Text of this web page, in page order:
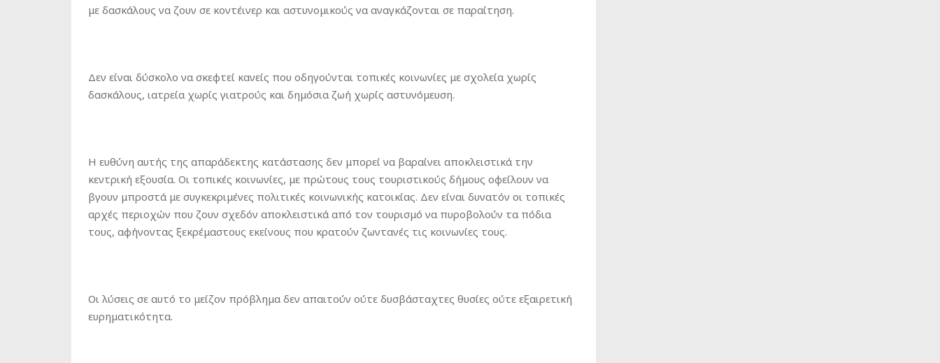
με δασκάλους να ζουν σε κοντέινερ και αστυνομικούς να αναγκάζονται σε παραίτηση.
Δεν είναι δύσκολο να σκεφτεί κανείς που οδηγούνται τοπικές κοινωνίες με σχολεία χωρίς
δασκάλους, ιατρεία χωρίς γιατρούς και δημόσια ζωή χωρίς αστυνόμευση.
Η ευθύνη αυτής της απαράδεκτης κατάστασης δεν μπορεί να βαραίνει αποκλειστικά την
κεντρική εξουσία. Οι τοπικές κοινωνίες, με πρώτους τους τουριστικούς δήμους οφείλουν να
βγουν μπροστά με συγκεκριμένες πολιτικές κοινωνικής κατοικίας. Δεν είναι δυνατόν οι τοπικές
αρχές περιοχών που ζουν σχεδόν αποκλειστικά από τον τουρισμό να πυροβολούν τα πόδια
τους, αφήνοντας ξεκρέμαστους εκείνους που κρατούν ζωντανές τις κοινωνίες τους.
Οι λύσεις σε αυτό το μείζον πρόβλημα δεν απαιτούν ούτε δυσβάσταχτες θυσίες ούτε εξαιρετική
ευρηματικότητα.